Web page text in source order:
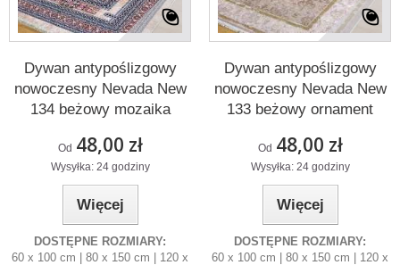
Dywan antypoślizgowy
nowoczesny Nevada New
134 beżowy mozaika
Od 48,00 zł
Wysyłka: 24 godziny
Więcej
DOSTĘPNE ROZMIARY:
60 x 100 cm | 80 x 150 cm | 120 x
Dywan antypoślizgowy
nowoczesny Nevada New
133 beżowy ornament
Od 48,00 zł
Wysyłka: 24 godziny
Więcej
DOSTĘPNE ROZMIARY:
60 x 100 cm | 80 x 150 cm | 120 x